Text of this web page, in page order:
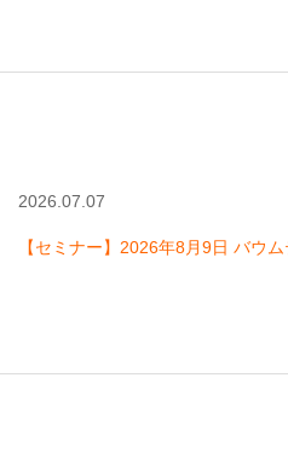
2026.07.07
【セミナー】2026年8月9日 バウ